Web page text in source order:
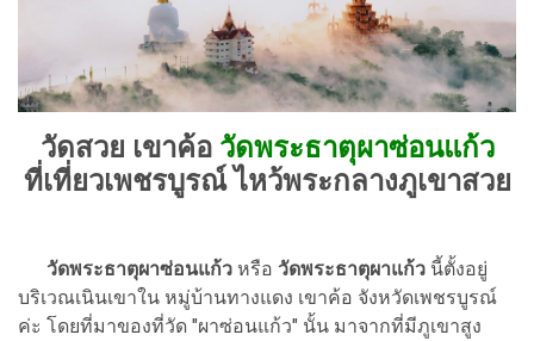
วัดสวย เขาค้อ วัดพระธาตุผาซ่อนแก้ว
ที่เที่ยวเพชรบูรณ์ ไหว้พระกลางภูเขาสวย
วัดพระธาตุผาซ่อนแก้ว หรือ วัดพระธาตุผาแก้ว นี้ตั้งอยู่
บริเวณเนินเขาใน หมู่บ้านทางแดง เขาค้อ จังหวัดเพชรบูรณ์
ค่ะ โดยที่มาของที่วัด "ผาซ่อนแก้ว" นั้น มาจากที่มีภูเขาสูง